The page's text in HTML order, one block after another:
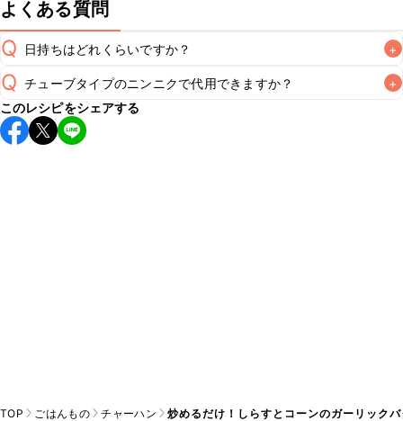
よくある質問
Q 日持ちはどれくらいですか？ +
A
保存期間は冷蔵で当日中が目安です。なるべくお早めにお召
し上がりください。
※日持ちは目安です。
Q チューブタイプのニンニクで代用できますか？ +
A
チューブタイプのニンニクを使用してもお作りいただけま
す。小さじ1/2を目安に加え、お好みの風味になるようご調節
このレシピをシェアする
TOP ごはんもの チャーハン 炒めるだけ！しらすとコーンのガーリック